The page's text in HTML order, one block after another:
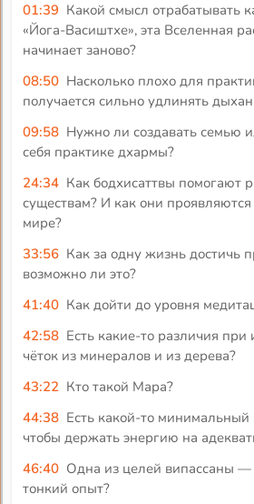
01:39 Какой смысл отрабатывать
«Йога-Васиштхе», эта Вселенная
начинает заново?
08:50 Насколько плохо для
получается сильно удлинять
09:58 Нужно ли создавать семью
себя практике дхармы?
24:34 Как бодхисаттвы помогают
существам? И как они проявляются
мире?
33:56 Как за одну жизнь достичь
возможно ли это?
41:40 Как дойти до уровня
42:58 Есть какие-то различия при
чёток из минералов и из дерева?
43:22 Кто такой Мара?
44:38 Есть какой-то минимальный
чтобы держать энергию на
46:40 Одна из целей випассаны —
тонкий опыт?